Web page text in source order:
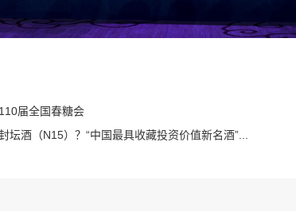
届全国春糖会
坛酒（N15）？“中国最具收藏投资价值新名酒”...